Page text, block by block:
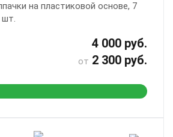
на пластиковой основе, 7
шт.
4 000 руб.
от 2 300 руб.